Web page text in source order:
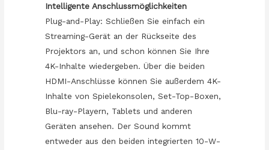
Intelligente Anschlussmöglichkeiten
Plug-and-Play: Schließen Sie einfach ein
Streaming-Gerät an der Rückseite des
Projektors an, und schon können Sie Ihre
4K-Inhalte wiedergeben. Über die beiden
HDMI-Anschlüsse können Sie außerdem 4K-
Inhalte von Spielekonsolen, Set-Top-Boxen,
Blu-ray-Playern, Tablets und anderen
Geräten ansehen. Der Sound kommt
entweder aus den beiden integrierten 10-W-